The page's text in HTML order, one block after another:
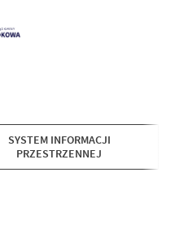
SYSTEM INFORMACJI
PRZESTRZENNEJ